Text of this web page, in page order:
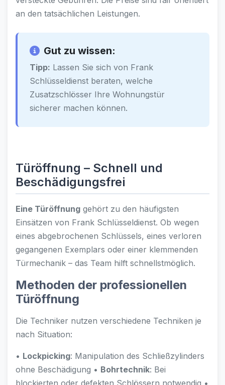
an den tatsächlichen Leistungen.
Gut zu wissen:
Tipp: Lassen Sie sich von Frank
Schlüsseldienst beraten, welche
Zusatzschlösser Ihre Wohnungstür
sicherer machen können.
Türöffnung – Schnell und
Beschädigungsfrei
Eine Türöffnung gehört zu den häufigsten
Einsätzen von Frank Schlüsseldienst. Ob wegen
eines abgebrochenen Schlüssels, eines verloren
gegangenen Exemplars oder einer klemmenden
Türmechanik – das Team hilft schnellstmöglich.
Methoden der professionellen
Türöffnung
Die Techniker nutzen verschiedene Techniken je
nach Situation:
• Lockpicking: Manipulation des Schließzylinders
ohne Beschädigung • Bohrtechnik: Bei
blockierten oder defekten Schlössern notwendig •